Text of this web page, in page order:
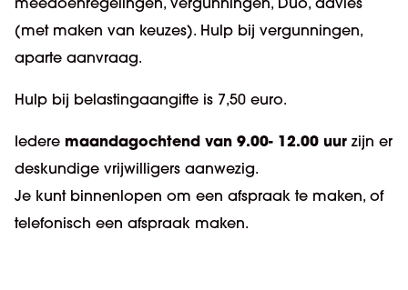
(met maken van keuzes). Hulp bij vergunningen,
aparte aanvraag.
Hulp bij belastingaangifte is 7,50 euro.
Iedere maandagochtend van 9.00- 12.00 uur zijn er
deskundige vrijwilligers aanwezig.
Je kunt binnenlopen om een afspraak te maken, of
telefonisch een afspraak maken.